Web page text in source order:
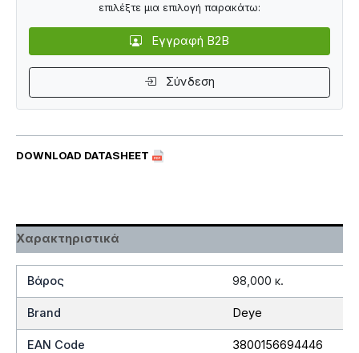
DOWNLOAD DATASHEET
επιλέξτε μια επιλογή παρακάτω:
Εγγραφή B2B
Σύνδεση
Χαρακτηριστικά
Βάρος 98,000 κ.
Brand Deye
EAN Code 3800156694446